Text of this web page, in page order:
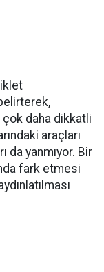
çok daha dikkatli
araçları
da yanmıyor. Bir
fark etmesi